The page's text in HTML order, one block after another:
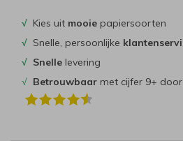
√ Kies uit mooie papiersoorten
√ Snelle, persoonlijke
√ Snelle levering
√ Betrouwbaar met cijfer 9+